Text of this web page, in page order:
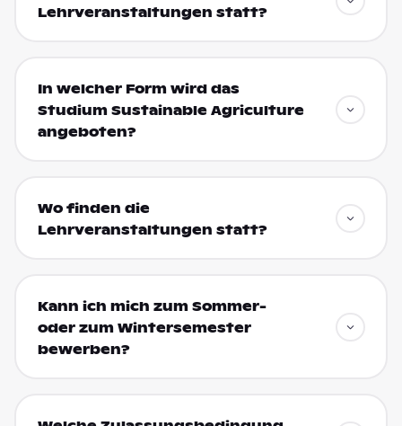
Lehrveranstaltungen statt?
In welcher Form wird das
Studium Sustainable Agriculture
angeboten?
Wo finden die
Lehrveranstaltungen statt?
Kann ich mich zum Sommer-
oder zum Wintersemester
bewerben?